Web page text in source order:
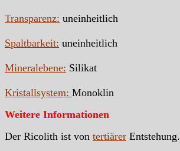
Transparenz: uneinheitlich
Spaltbarkeit: uneinheitlich
Mineralebene: Silikat
Kristallsystem: Monoklin
Weitere Informationen
Der Ricolith ist von tertiärer Entstehung.